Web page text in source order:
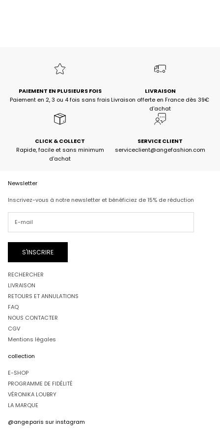
PAIEMENT EN PLUSIEURS FOIS
Paiement en 2, 3 ou 4 fois sans frais
LIVRAISON
Livraison offerte en France dès 39€
d'achat
CLICK & COLLECT
Rapide, facile et sans minimum
d'achat
SERVICE CLIENT
serviceclient@angefashion.com
Newsletter
Inscrivez-vous à notre newsletter et bénéficiez de 15% de réduction
S'INSCRIRE
RECHERCHER
LIVRAISON
RETOURS ET ANNULATIONS
FAQ
NOUS CONTACTER
CGV
Mentions légales
collection
E-SHOP
PROGRAMME DE FIDÉLITÉ
VÉRONIKA LOUBRY
LA MARQUE
@ange.paris sur instagram